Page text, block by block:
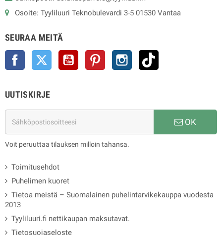
Osoite: Tyyliluuri Teknobulevardi 3-5 01530 Vantaa
SEURAA MEITÄ
Facebook Twitter YouTube Pinterest Instagram
UUTISKIRJE
OK
Voit peruuttaa tilauksen milloin tahansa.
Toimitusehdot
Puhelimen kuoret
Tietoa meistä – Suomalainen puhelintarvikekauppa vuodesta
2013
Tyyliluuri.fi nettikaupan maksutavat.
Tietosuojaseloste